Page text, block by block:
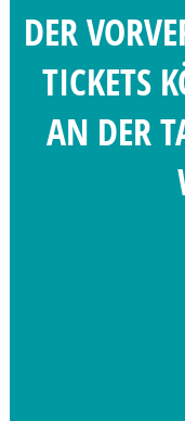
DER
TICKETS
AN DER